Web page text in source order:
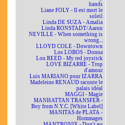
hands
Liane FOLY - Il est mort le
soleil
Linda DE SUZA - Amalia
Linda RONSTADT/Aaron
NEVILLE - When something is
wrong...
LLOYD COLE - Downtown
Los LOBOS - Donna
Lou REED - My red joystick
LOVE BIZARRE - Trop
d'amour
Luis MARIANO pour IZARRA
Madeleine RENAUD raconte le
palais idéal
MAGGI - Magie
MANHATTAN TRANSFER -
Boy from N.Y.C. [White Label]
MANITAS de PLATA -
Hommages